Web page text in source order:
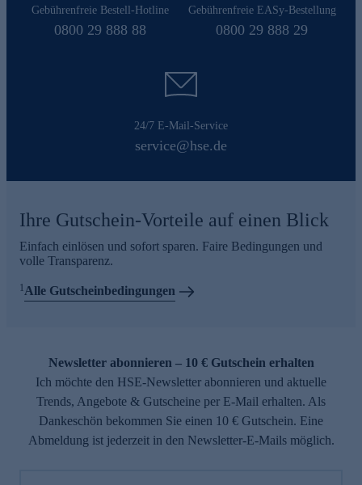
Gebührenfreie Bestell-Hotline
0800 29 888 88
Gebührenfreie EASy-Bestellung
0800 29 888 29
24/7 E-Mail-Service
service@hse.de
Ihre Gutschein-Vorteile auf einen Blick
Einfach einlösen und sofort sparen. Faire Bedingungen und
volle Transparenz.
1Alle Gutscheinbedingungen
Newsletter abonnieren – 10 € Gutschein erhalten
Ich möchte den HSE-Newsletter abonnieren und aktuelle
Trends, Angebote & Gutscheine per E-Mail erhalten. Als
Dankeschön bekommen Sie einen 10 € Gutschein. Eine
Abmeldung ist jederzeit in den Newsletter-E-Mails möglich.